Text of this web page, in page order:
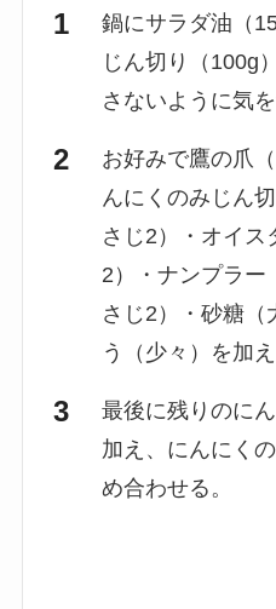
鍋にサラダ油（
じん切り（100g
さないように気
お好みで鷹の爪
んにくのみじん
さじ2）・オイス
2）・ナンプラ
さじ2）・砂糖（
う（少々）を加
最後に残りのに
加え、にんにく
め合わせる。